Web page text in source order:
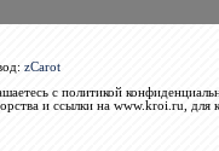
zCarot
с политикой
и ссылки на www.kroi.ru, для